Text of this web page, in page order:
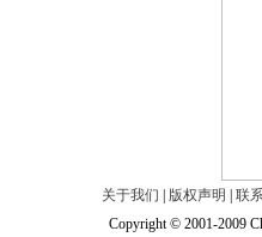
关于我们 版权声明
联
Copyright © 2001-2009